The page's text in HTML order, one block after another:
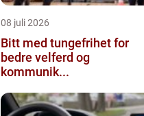
08 juli 2026
Bitt med tungefrihet for
bedre velferd og
kommunik...